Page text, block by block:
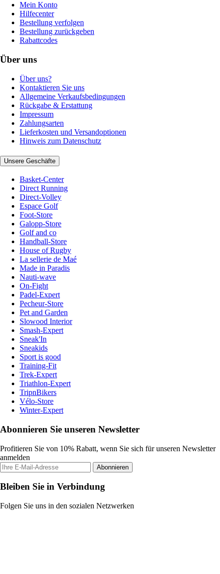
Mein Konto
Hilfecenter
Bestellung verfolgen
Bestellung zurückgeben
Rabattcodes
Über uns
Über uns?
Kontaktieren Sie uns
Allgemeine Verkaufsbedingungen
Rückgabe & Erstattung
Impressum
Zahlungsarten
Lieferkosten und Versandoptionen
Hinweis zum Datenschutz
Unsere Geschäfte
Basket-Center
Direct Running
Direct-Volley
Espace Golf
Foot-Store
Galopp-Store
Golf and co
Handball-Store
House of Rugby
La sellerie de Maé
Made in Paradis
Nauti-wave
On-Fight
Padel-Expert
Pecheur-Store
Pet and Garden
Slowood Interior
Smash-Expert
Sneak'In
Sneakids
Sport is good
Training-Fit
Trek-Expert
Triathlon-Expert
TripnBikers
Vélo-Store
Winter-Expert
Abonnieren Sie unseren Newsletter
Profitieren Sie von 10% Rabatt, wenn Sie sich für unseren Newsletter
anmelden
Abonnieren
Bleiben Sie in Verbindung
Folgen Sie uns in den sozialen Netzwerken